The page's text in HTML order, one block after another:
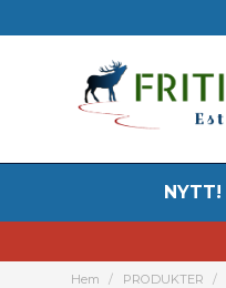
NYTT!
Hem PRODUKTER